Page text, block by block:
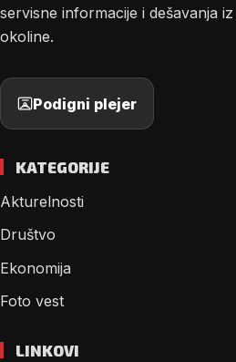
servisne informacije i dešavanja
okoline.
Podigni plejer
KATEGORIJE
Akturelnosti
Društvo
Ekonomija
Foto vest
LINKOVI